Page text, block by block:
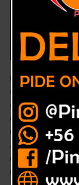
Un total de 56
con el incentivo Capital
cheque de 115 mil
de insumos agrícolas
La ceremonia de
Arcos y contó con la
Quillota, Iván Cisternas,
Director Regional de